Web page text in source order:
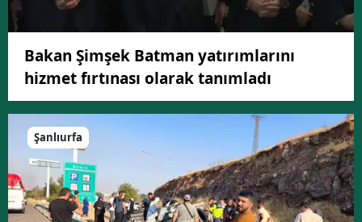
Bakan Şimşek Batman yatırımlarını
hizmet fırtınası olarak tanımladı
Şanlıurfa